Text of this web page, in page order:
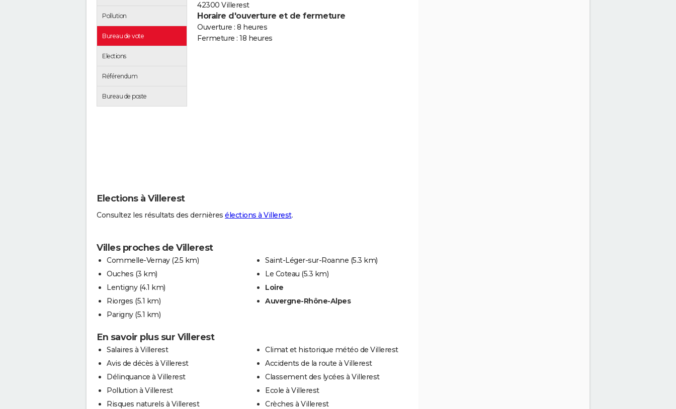
Pollution
Bureau de vote
Elections
Référendum
Bureau de poste
42300 Villerest
Horaire d'ouverture et de fermeture
Ouverture : 8 heures
Fermeture : 18 heures
Elections à Villerest
Consultez les résultats des dernières élections à Villerest.
Villes proches de Villerest
Commelle-Vernay (2.5 km)
Ouches (3 km)
Lentigny (4.1 km)
Riorges (5.1 km)
Parigny (5.1 km)
Saint-Léger-sur-Roanne (5.3 km)
Le Coteau (5.3 km)
Loire
Auvergne-Rhône-Alpes
En savoir plus sur Villerest
Salaires à Villerest
Avis de décès à Villerest
Délinquance à Villerest
Pollution à Villerest
Risques naturels à Villerest
Climat et historique météo de Villerest
Accidents de la route à Villerest
Classement des lycées à Villerest
Ecole à Villerest
Crèches à Villerest